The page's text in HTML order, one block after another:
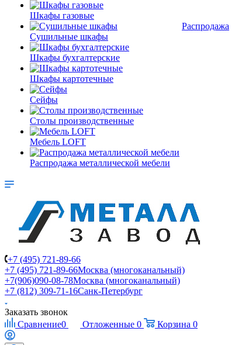
Шкафы газовые
Сушильные шкафы
Шкафы бухгалтерские
Шкафы картотечные
Сейфы
Столы производственные
Мебель LOFT
Распродажа металлической мебели
Распродажа
+7 (495) 721-89-66
+7 (495) 721-89-66Москва (многоканальный)
+7(906)090-08-78Москва (многоканальный)
+7 (812) 309-71-16Санк-Петербург
Заказать звонок
Сравнение0 Отложенные 0 Корзина 0